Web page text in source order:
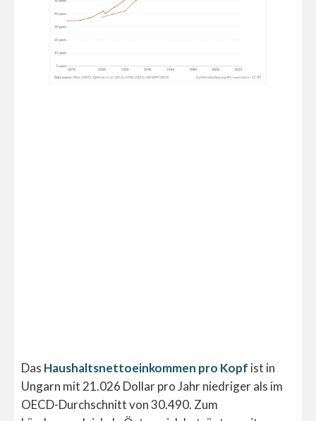
Das Haushaltsnettoeinkommen pro Kopf ist in
Ungarn mit 21.026 Dollar pro Jahr niedriger als im
OECD-Durchschnitt von 30.490. Zum